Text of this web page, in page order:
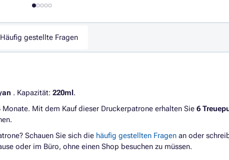
Häufig gestellte Fragen
. Kapazität: 220ml.
Mit dem Kauf dieser Druckerpatrone erhalten Sie 6
Schauen Sie sich die häufig gestellten Fragen an oder
oder im Büro, ohne einen Shop besuchen zu müssen.